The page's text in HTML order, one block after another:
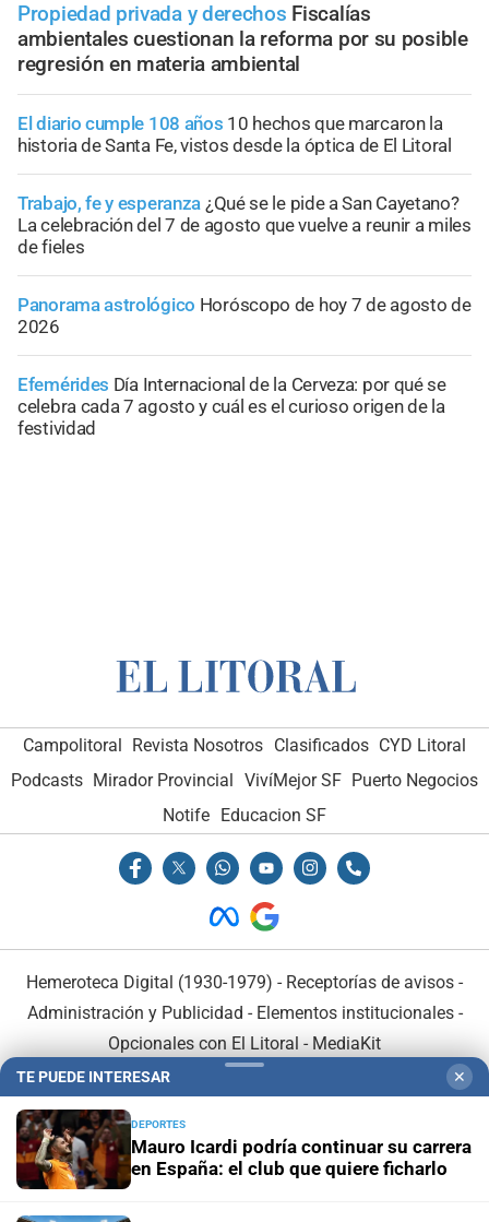
Propiedad privada y derechos Fiscalías
ambientales cuestionan la reforma por su posible
regresión en materia ambiental
El diario cumple 108 años 10 hechos que marcaron la
historia de Santa Fe, vistos desde la óptica de El Litoral
Trabajo, fe y esperanza ¿Qué se le pide a San Cayetano?
La celebración del 7 de agosto que vuelve a reunir a miles
de fieles
Panorama astrológico Horóscopo de hoy 7 de agosto de
2026
Efemérides Día Internacional de la Cerveza: por qué se
celebra cada 7 agosto y cuál es el curioso origen de la
festividad
Campolitoral Revista Nosotros Clasificados CYD Litoral
Podcasts Mirador Provincial VivíMejor SF Puerto Negocios
Notife Educacion SF
Hemeroteca Digital (1930-1979) - Receptorías de avisos -
Administración y Publicidad - Elementos institucionales-
Opcionales con El Litoral - MediaKit
TE PUEDE INTERESAR ✕
DEPORTES
Mauro Icardi podría continuar su carrera
en España: el club que quiere ficharlo